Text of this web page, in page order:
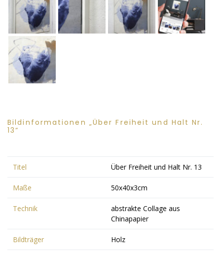
Bildinformationen „Über Freiheit und Halt Nr.
13“
Titel Über Freiheit und Halt Nr. 13
Maße 50x40x3cm
Technik
abstrakte Collage aus
Chinapapier
Bildträger Holz